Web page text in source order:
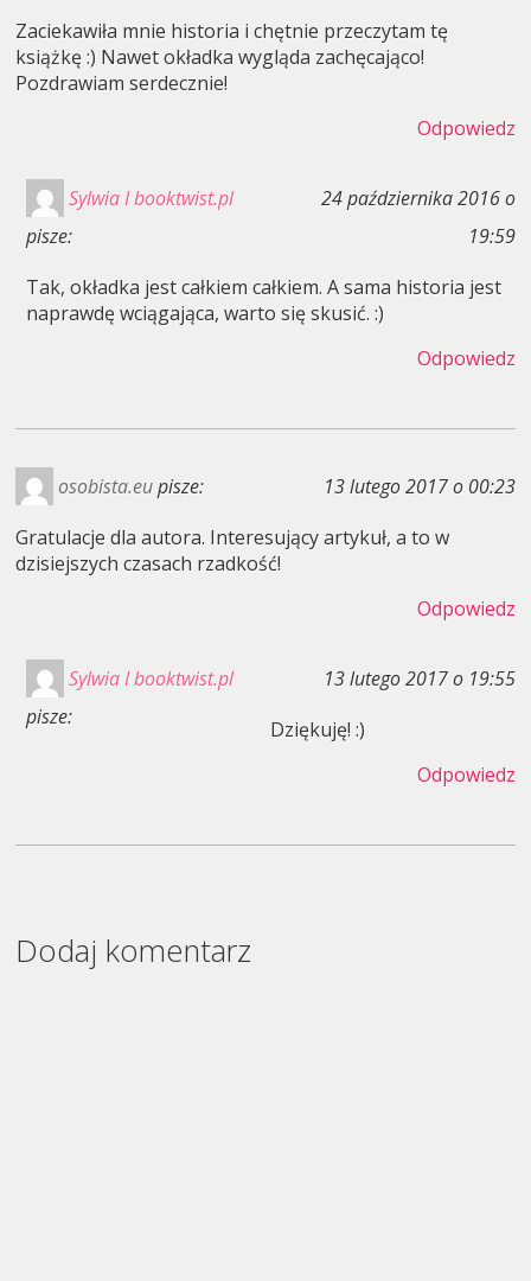
Zaciekawiła mnie historia i chętnie przeczytam tę
książkę :) Nawet okładka wygląda zachęcająco!
Pozdrawiam serdecznie!
Odpowiedz
Sylwia I booktwist.pl
pisze:
24 października 2016 o
19:59
Tak, okładka jest całkiem całkiem. A sama historia jest
naprawdę wciągająca, warto się skusić. :)
Odpowiedz
osobista.eu pisze:
13 lutego 2017 o 00:23
Gratulacje dla autora. Interesujący artykuł, a to w
dzisiejszych czasach rzadkość!
Odpowiedz
Sylwia I booktwist.pl
pisze:
13 lutego 2017 o 19:55
Dziękuję! :)
Odpowiedz
Dodaj komentarz